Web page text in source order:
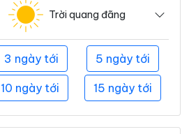
Trời quang đãng
3 ngày tới 5 ngày tới
10 ngày tới 15 ngày tới